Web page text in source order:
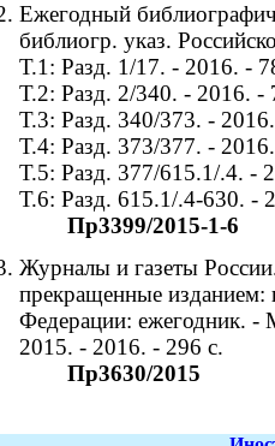
Ежегодный
библиогр. указ.
Т.1: Разд. 1/17. - 2016. -
Т.2: Разд. 2/340. - 2016. -
Т.3: Разд. 340/373. -
Т.4: Разд. 373/377. -
Т.5: Разд. 377/615.1/.4. -
Т.6: Разд. 615.1/.4-630. -
Пр3399/2015-1-6
Журналы и газеты
прекращенные изданием:
Федерации:
2015. - 2016. - 296 с.
Пр3630/2015